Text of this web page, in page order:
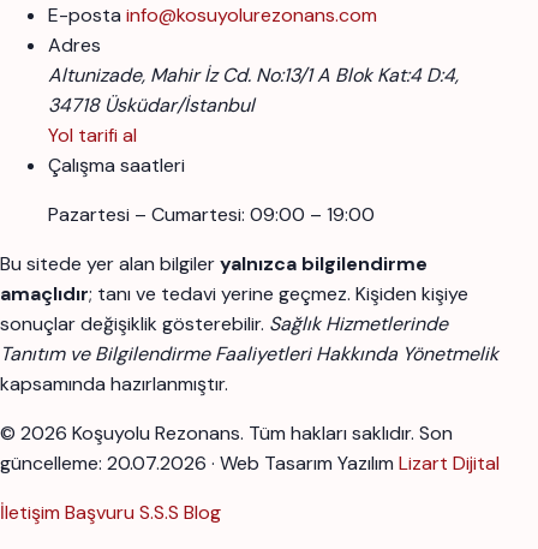
E-posta info@kosuyolurezonans.com
Adres
Altunizade, Mahir İz Cd. No:13/1 A Blok Kat:4 D:4,
34718 Üsküdar/İstanbul
Yol tarifi al
Çalışma saatleri
Pazartesi – Cumartesi: 09:00 – 19:00
Bu sitede yer alan bilgileryalnızca bilgilendirme
amaçlıdır; tanı ve tedavi yerine geçmez. Kişiden kişiye
sonuçlar değişiklik gösterebilir. Sağlık Hizmetlerinde
Tanıtım ve Bilgilendirme Faaliyetleri Hakkında Yönetmelik
kapsamında hazırlanmıştır.
© 2026 Koşuyolu Rezonans. Tüm hakları saklıdır. Son
güncelleme: 20.07.2026 · Web Tasarım Yazılım Lizart Dijital
İletişim Başvuru S.S.S Blog